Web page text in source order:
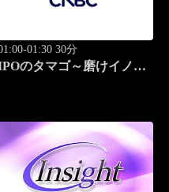
01:30 30分
のタマゴ～磨けイノベ